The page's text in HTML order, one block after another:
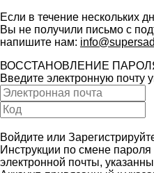
Если в течение нескольких
Вы не получили письмо с
напишите нам:
ВОССТАНОВЛЕНИЕ
Введите электронную почту
Войдите или
Инструкции по смене
электронной почты,